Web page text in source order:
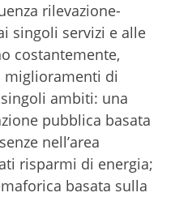
rilevazione-
singoli servizi e alle
costantemente,
miglioramenti di
ambiti: una
pubblica basata
nell’area
risparmi di energia;
basata sulla